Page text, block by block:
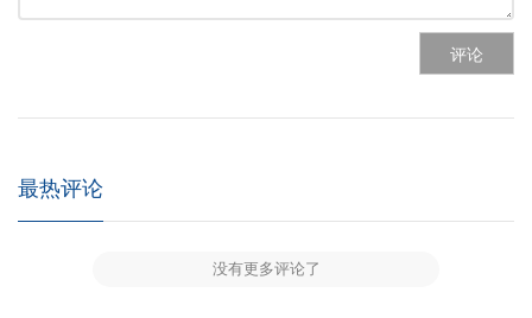
评论
最热评论
没有更多评论了